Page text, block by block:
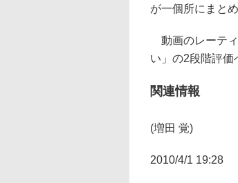
が一個所にまとめ
動画のレーテ
い」の2段階評価
関連情報
(増田 覚)
2010/4/1 19:28